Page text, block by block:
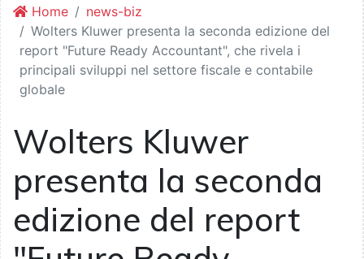
Home
news-biz
Wolters Kluwer presenta la seconda edizione del
report "Future Ready Accountant", che rivela i
principali sviluppi nel settore fiscale e contabile
globale
Wolters Kluwer
presenta la seconda
edizione del report